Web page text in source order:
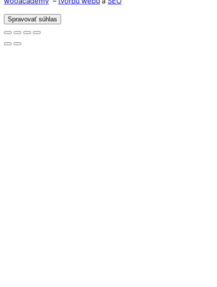
Spravovať súhlas